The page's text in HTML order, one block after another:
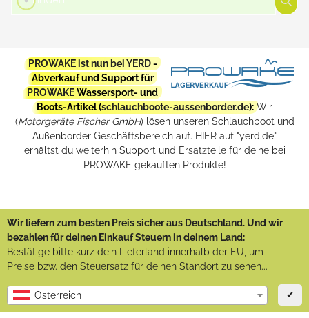
PROWAKE ist nun bei YERD-
Abverkauf und Support für
PROWAKEWassersport- und
Boots-Artikel (schlauchboote-aussenborder.de): Wir
(Motorgeräte Fischer GmbH) lösen unseren Schlauchboot und
Außenborder Geschäftsbereich auf. HIER auf "yerd.de"
erhältst du weiterhin Support und Ersatzteile für deine bei
PROWAKE gekauften Produkte!
Wir liefern zum besten Preis sicher aus Deutschland. Und wir
bezahlen für deinen Einkauf Steuern in deinem Land:
Bestätige bitte kurz dein Lieferland innerhalb der EU, um
Preise bzw. den Steuersatz für deinen Standort zu sehen...
Österreich ✔